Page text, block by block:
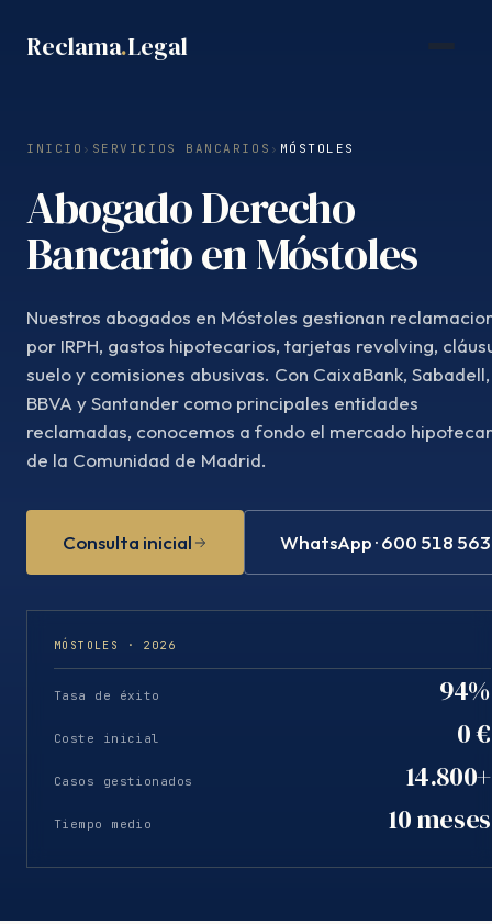
Reclama.Legal
INICIO › SERVICIOS BANCARIOS › MÓSTOLES
Abogado Derecho
Bancario en Móstoles
Nuestros abogados en Móstoles gestionan
por IRPH, gastos hipotecarios, tarjetas revolving,
suelo y comisiones abusivas. Con CaixaBank, Sabadell,
BBVA y Santander como principales entidades
reclamadas, conocemos a fondo el mercado
de la Comunidad de Madrid.
Consulta inicial WhatsApp · 600 518 563
MÓSTOLES · 2026
Tasa de éxito 94%
Coste inicial 0 €
Casos gestionados 14.800+
Tiempo medio 10 meses